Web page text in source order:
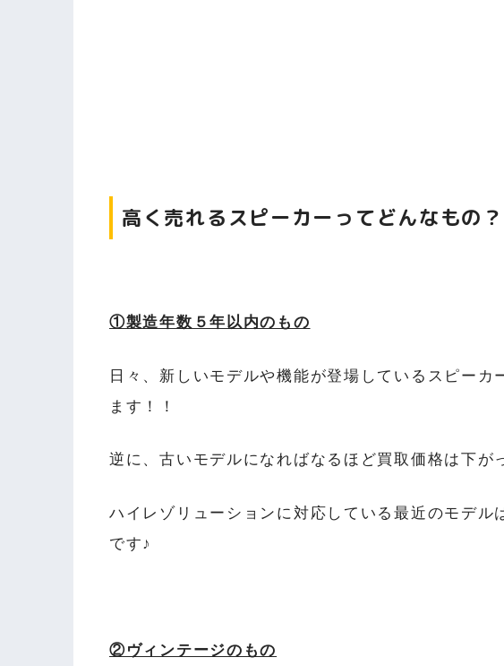
高く売れるスピーカーってどんなもの？
①製造年数５年以内のもの
日々、新しいモデルや機能が登場しているスピーカ
ます！！
逆に、古いモデルになればなるほど買取価格は下が
ハイレゾリューションに対応している最近のモデル
です♪
②ヴィンテージのもの